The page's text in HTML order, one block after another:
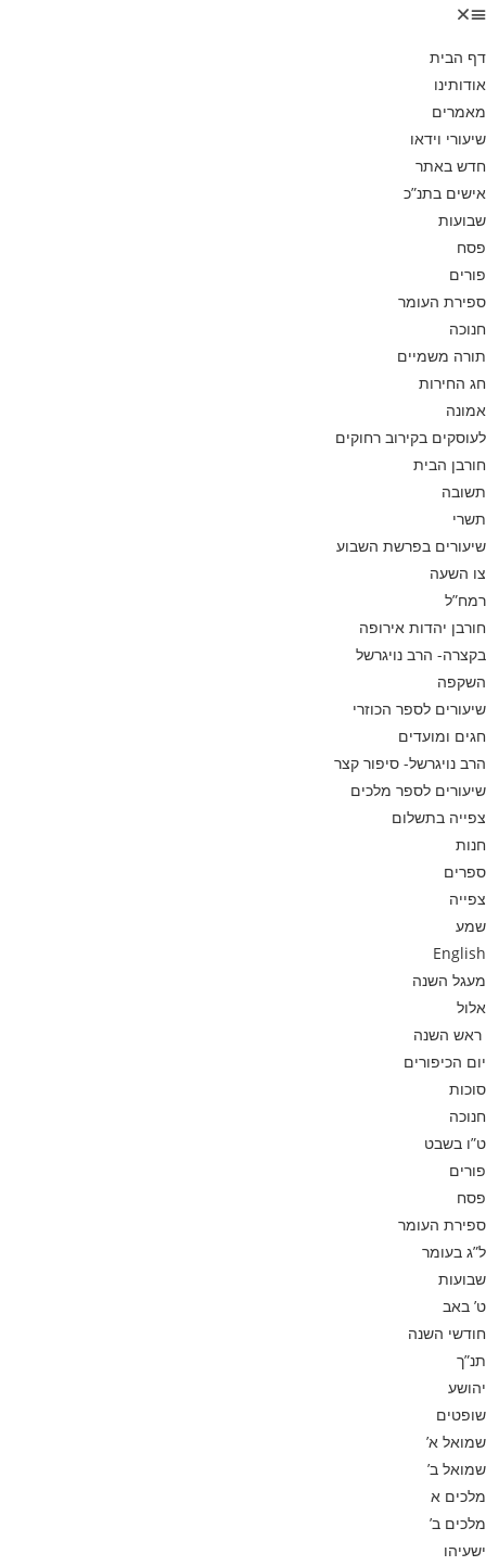
דף הבית
אודותינו
מאמרים
שיעורי וידאו
חדש באתר
אישים בתנ”כ
שבועות
פסח
פורים
ספירת העומר
חנוכה
תורה משמיים
חג החירות
אמונה
לעוסקים בקירוב רחוקים
חורבן הבית
תשובה
תשרי
שיעורים בפרשת השבוע
צו השעה
רמח”ל
חורבן יהדות אירופה
בקצרה- הרב נויגרשל
השקפה
שיעורים לספר הכוזרי
חגים ומועדים
הרב נויגרשל- סיפור קצר
שיעורים לספר מלכים
צפייה בתשלום
חנות
ספרים
צפייה
שמע
English
מעגל השנה
אלול
ראש השנה
יום הכיפורים
סוכות
חנוכה
ט”ו בשבט
פורים
פסח
ספירת העומר
ל”ג בעומר
שבועות
ט’ באב
חודשי השנה
תנ”ך
יהושע
שופטים
שמואל א’
שמואל ב’
מלכים א
מלכים ב’
ישעיהו